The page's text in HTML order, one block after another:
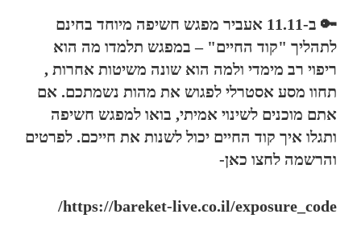
🔑 ב-11.11 אעביר מפגש חשיפה מיוחד בחינם
לתהליך "קוד החיים" – במפגש תלמדו מה הוא
ריפוי רב מימדי ולמה הוא שונה משיטות אחרות ,
תחוו מסע אסטרלי לפגוש את מהות נשמתכם. אם
אתם מוכנים לשינוי אמיתי, בואו למפגש חשיפה
ותגלו איך קוד החיים יכול לשנות את חייכם. לפרטים
והרשמה לחצו כאן-
https://bareket-live.co.il/exposure_code/